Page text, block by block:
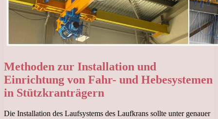
Methoden zur Installation und
Einrichtung von Fahr- und Hebesystemen
in Stützkranträgern
Die Installation des Laufsystems des Laufkrans sollte unter genauer